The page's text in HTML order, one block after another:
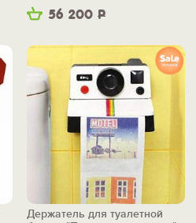
56 200 Р
Держатель для туалетной